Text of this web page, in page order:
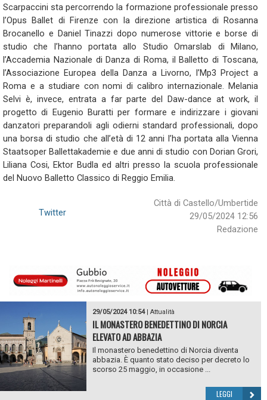
Scarpaccini sta percorrendo la formazione professionale presso
l’Opus Ballet di Firenze con la direzione artistica di Rosanna
Brocanello e Daniel Tinazzi dopo numerose vittorie e borse di
studio che l’hanno portata allo Studio Omarslab di Milano,
l’Accademia Nazionale di Danza di Roma, il Balletto di Toscana,
l’Associazione Europea della Danza a Livorno, l’Mp3 Project a
Roma e a studiare con nomi di calibro internazionale. Melania
Selvi è, invece, entrata a far parte del Daw-dance at work, il
progetto di Eugenio Buratti per formare e indirizzare i giovani
danzatori preparandoli agli odierni standard professionali, dopo
una borsa di studio che all’età di 12 anni l’ha portata alla Vienna
Staatsoper Ballettakademie e due anni di studio con Dorian Grori,
Liliana Cosi, Ektor Budla ed altri presso la scuola professionale
del Nuovo Balletto Classico di Reggio Emilia.
Città di Castello/Umbertide
29/05/2024 12:56
Redazione
Twitter
29/05/2024 10:54| Attualità
IL MONASTERO BENEDETTINO DI NORCIA
ELEVATO AD ABBAZIA
Il monastero benedettino di Norcia diventa
abbazia. È quanto stato deciso per decreto lo
scorso 25 maggio, in occasione ...
LEGGI